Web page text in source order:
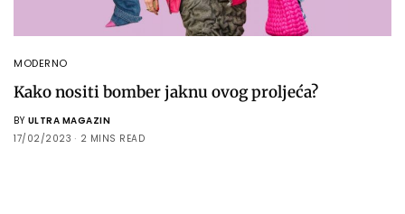
MODERNO
Kako nositi bomber jaknu ovog proljeća?
BY ULTRA MAGAZIN
17/02/2023
2 MINS READ